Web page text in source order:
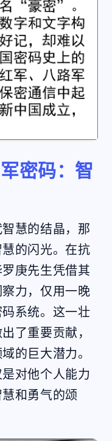
密码：智
慧的结晶，那
的闪光。在抗
庚先生凭借其
力，仅用一晚
系统。这一壮
了重要贡献，
的巨大潜力。
对他个人能力
和勇气的颂